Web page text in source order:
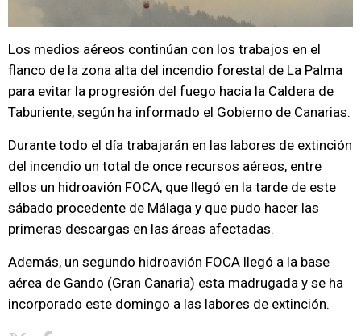
Los medios aéreos continúan con los trabajos en el
flanco de la zona alta del incendio forestal de La Palma
para evitar la progresión del fuego hacia la Caldera de
Taburiente, según ha informado el Gobierno de Canarias.
Durante todo el día trabajarán en las labores de extinción
del incendio un total de once recursos aéreos, entre
ellos un hidroavión FOCA, que llegó en la tarde de este
sábado procedente de Málaga y que pudo hacer las
primeras descargas en las áreas afectadas.
Además, un segundo hidroavión FOCA llegó a la base
aérea de Gando (Gran Canaria) esta madrugada y se ha
incorporado este domingo a las labores de extinción.